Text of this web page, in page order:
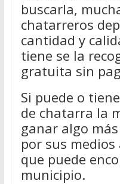
buscarla,
chatarreros
cantidad y
tiene se la
gratuita sin
Si puede o
de chatarra la
ganar algo
por sus medios
que puede
municipio.